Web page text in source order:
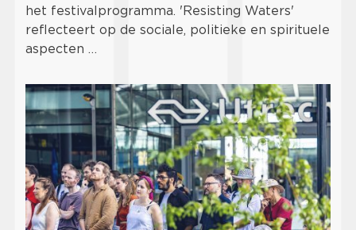
het festivalprogramma. 'Resisting Waters'
reflecteert op de sociale, politieke en spirituele
aspecten …